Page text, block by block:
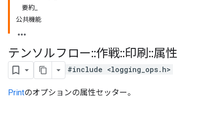
要約_
公共機能
テンソルフロー::作戦::印刷::属性
#include <logging_ops.h>
Printのオプションの属性セッター。